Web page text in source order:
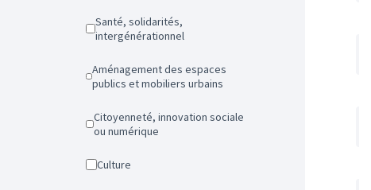
Santé, solidarités,
intergénérationnel
Aménagement des espaces
publics et mobiliers urbains
Citoyenneté, innovation sociale
ou numérique
Culture